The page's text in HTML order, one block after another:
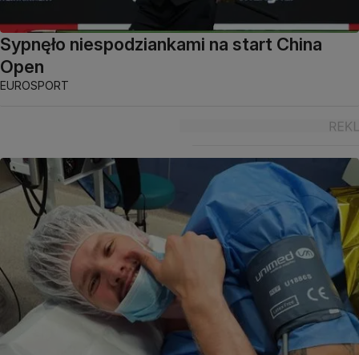
Sypnęło niespodziankami na start China
Open
EUROSPORT